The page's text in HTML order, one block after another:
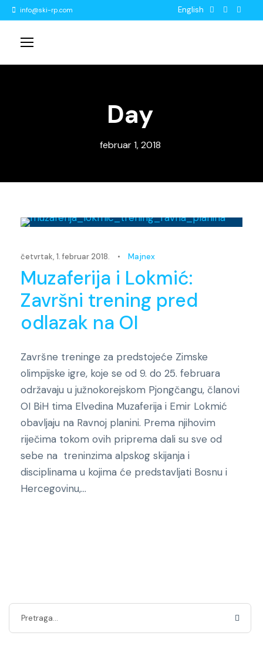
info@ski-rp.com English
Day
februar 1, 2018
četvrtak, 1. februar 2018. • Majnex
Muzaferija i Lokmić:
Završni trening pred
odlazak na OI
Završne treninge za predstojeće Zimske
olimpijske igre, koje se od 9. do 25. februara
održavaju u južnokorejskom Pjongčangu, članovi
OI BiH tima Elvedina Muzaferija i Emir Lokmić
obavljaju na Ravnoj planini. Prema njihovim
riječima tokom ovih priprema dali su sve od
sebe na treninzima alpskog skijanja i
disciplinama u kojima će predstavljati Bosnu i
Hercegovinu,...